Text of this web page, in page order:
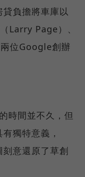
負擔將車庫以
Larry Page）、
位Google創辦
時間並不久，但
獨特意義，
意還原了草創